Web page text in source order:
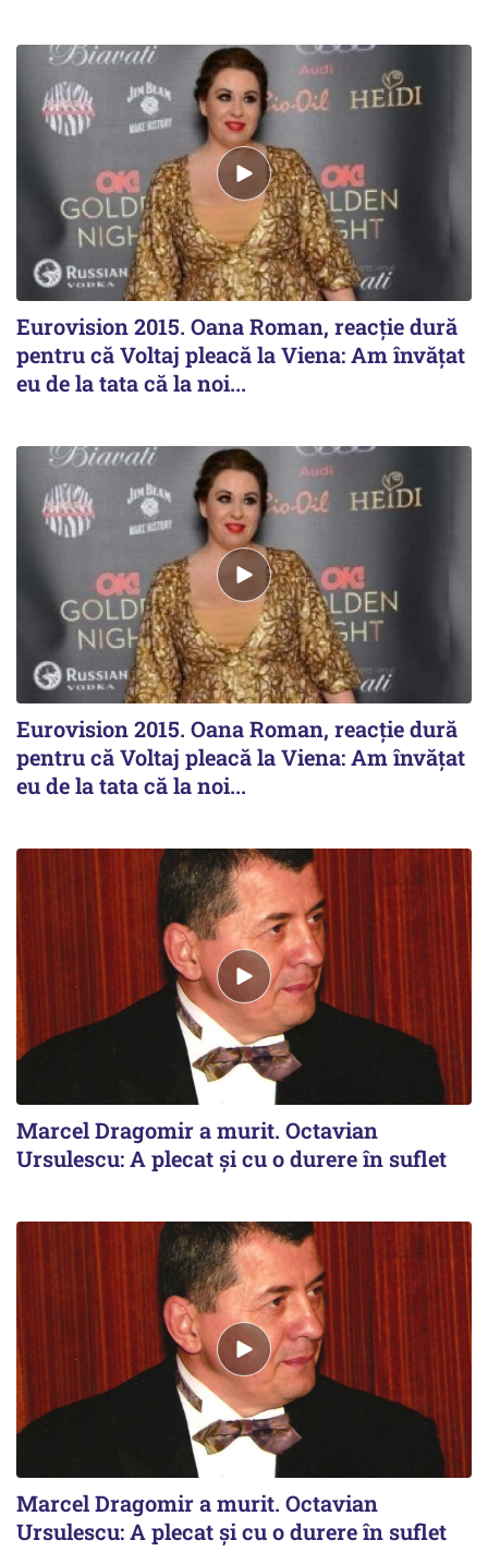
Eurovision 2015. Oana Roman, reacție dură
pentru că Voltaj pleacă la Viena: Am învățat
eu de la tata că la noi...
Eurovision 2015. Oana Roman, reacție dură
pentru că Voltaj pleacă la Viena: Am învățat
eu de la tata că la noi...
Marcel Dragomir a murit. Octavian
Ursulescu: A plecat și cu o durere în suflet
Marcel Dragomir a murit. Octavian
Ursulescu: A plecat și cu o durere în suflet